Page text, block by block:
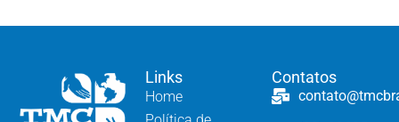
Links
Home
Contatos